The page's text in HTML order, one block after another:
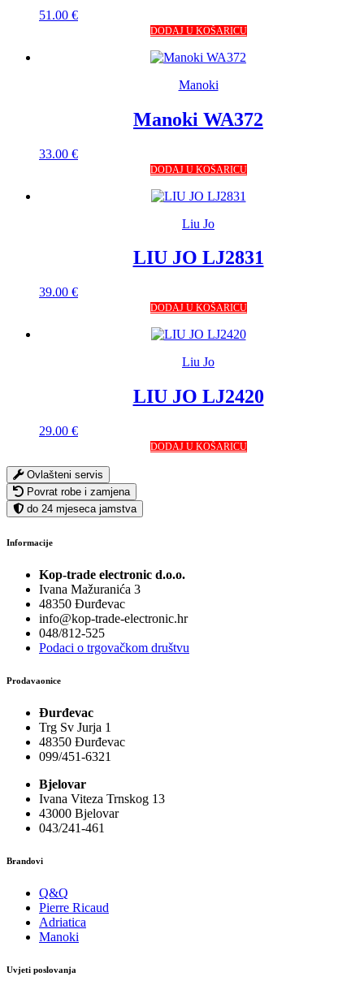
51.00 €
DODAJ U KOŠARICU
Manoki
Manoki WA372
33.00 €
DODAJ U KOŠARICU
Liu Jo
LIU JO LJ2831
39.00 €
DODAJ U KOŠARICU
Liu Jo
LIU JO LJ2420
29.00 €
DODAJ U KOŠARICU
Ovlašteni servis
Povrat robe i zamjena
do 24 mjeseca jamstva
Informacije
Kop-trade electronic d.o.o.
Ivana Mažuranića 3
48350 Đurđevac
info@kop-trade-electronic.hr
048/812-525
Podaci o trgovačkom društvu
Prodavaonice
Đurđevac
Trg Sv Jurja 1
48350 Đurđevac
099/451-6321
Bjelovar
Ivana Viteza Trnskog 13
43000 Bjelovar
043/241-461
Brandovi
Q&Q
Pierre Ricaud
Adriatica
Manoki
Uvjeti poslovanja